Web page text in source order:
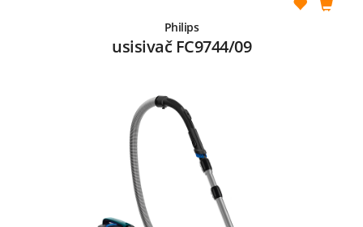
Philips
usisivač FC9744/09